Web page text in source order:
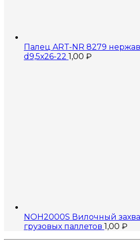
Палец ART-NR 8279
d9,5х26-22 1,00 ₽
NOH2000S Вилочный
грузовых паллетов 1,00 ₽